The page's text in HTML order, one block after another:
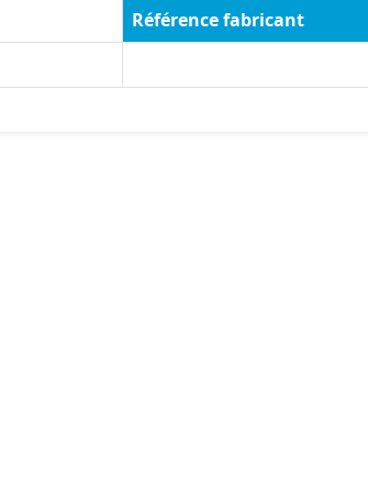
Référence fabricant